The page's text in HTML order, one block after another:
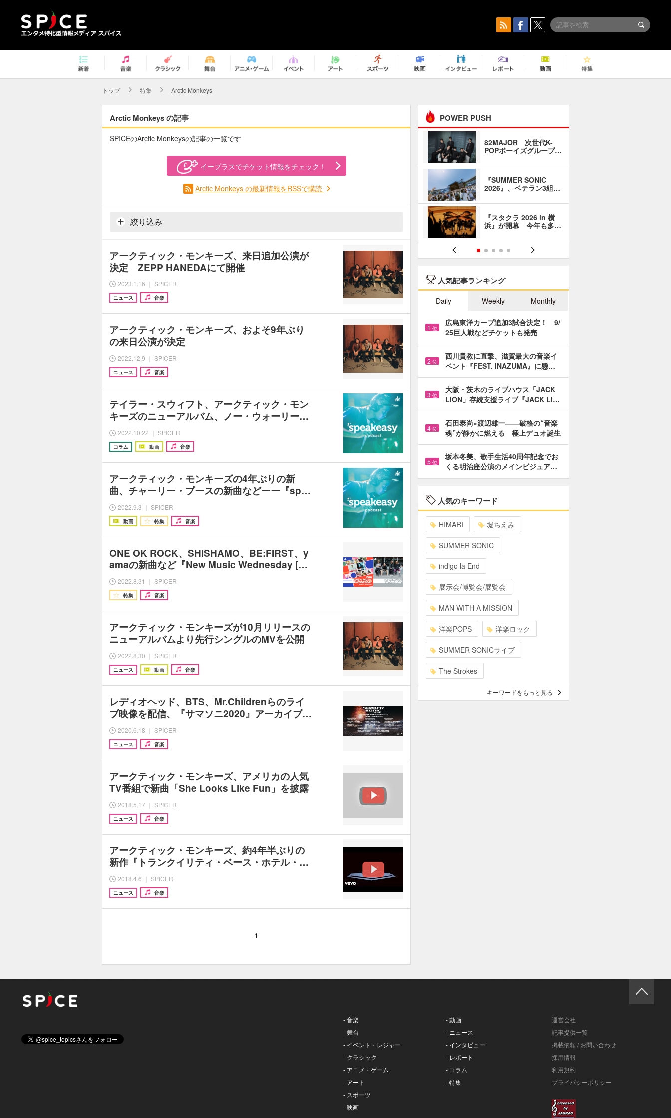
トップ 特集 Arctic Monkeys
Arctic Monkeys の記事
SPICEのArctic Monkeysの記事の一覧です
イープラスでチケット情報をチェック！
Arctic Monkeys の最新情報をRSSで購読
絞り込み
アークティック・モンキーズ、来日追加公演が
決定 ZEPP HANEDAにて開催
2023.1.16 ｜ SPICER
ニュース 音楽
アークティック・モンキーズ、およそ9年ぶり
の来日公演が決定
2022.12.9 ｜ SPICER
ニュース 音楽
テイラー・スウィフト、アークティック・モン
キーズのニューアルバム、ノー・ウォーリー…
2022.10.22 ｜ SPICER
コラム 動画 音楽
アークティック・モンキーズの4年ぶりの新
曲、チャーリー・プースの新曲などーー『sp…
2022.9.3 ｜ SPICER
動画 特集 音楽
ONE OK ROCK、SHISHAMO、BE:FIRST、y
amaの新曲など『New Music Wednesday […
2022.8.31 ｜ SPICER
特集 音楽
アークティック・モンキーズが10月リリースの
ニューアルバムより先行シングルのMVを公開
2022.8.30 ｜ SPICER
ニュース 動画 音楽
レディオヘッド、BTS、Mr.Childrenらのライ
ブ映像を配信、『サマソニ2020』アーカイブ…
2020.6.18 ｜ SPICER
ニュース 音楽
アークティック・モンキーズ、アメリカの人気
TV番組で新曲「She Looks Like Fun」を披露
2018.5.17 ｜ SPICER
ニュース 音楽
アークティック・モンキーズ、約4年半ぶりの
新作『トランクイリティ・ベース・ホテル・…
2018.4.6 ｜ SPICER
ニュース 音楽
1
POWER PUSH
82MAJOR 次世代K-
POPボーイズグループ…
『SUMMER SONIC
2026』、ベテラン3組…
『スタクラ 2026 in 横
浜』が開幕 今年も多…
人気記事ランキング
Daily Weekly Monthly
1 位
広島東洋カープ追加3試合決定！ 9/
25巨人戦などチケットも発売
2 位
西川貴教に直撃、滋賀最大の音楽イ
ベント『FEST. INAZUMA』に懸…
3 位
大阪・茨木のライブハウス「JACK
LION」存続支援ライブ『JACK LI…
4 位
石田泰尚×渡辺雄一――破格の“音楽
魂”が静かに燃える 極上デュオ誕生
5 位
坂本冬美、歌手生活40周年記念でお
くる明治座公演のメインビジュア…
人気のキーワード
HIMARI 堀ちえみ
SUMMER SONIC
indigo la End
展示会/博覧会/展覧会
MAN WITH A MISSION
洋楽POPS 洋楽ロック
SUMMER SONICライブ
The Strokes
キーワードをもっと見る
- 音楽
- 舞台
- イベント・レジャー
- クラシック
- アニメ・ゲーム
- アート
- スポーツ
- 映画
- 動画
- ニュース
- インタビュー
- レポート
- コラム
- 特集
運営会社
記事提供一覧
掲載依頼 / お問い合わせ
採用情報
利用規約
プライバシーポリシー